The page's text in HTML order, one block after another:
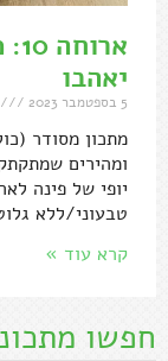
חפשו
יאהבו
5 בספטמבר 2023
מתכון מסודר
ומהירים
טבעוני/ללא
קרא עוד »